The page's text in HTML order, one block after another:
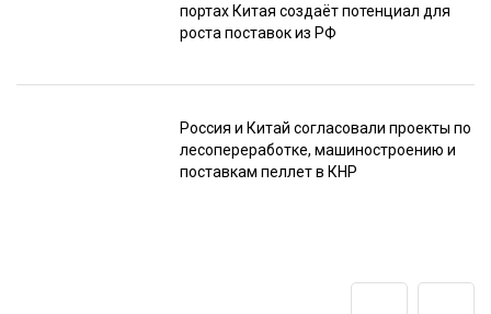
портах Китая создаёт потенциал для
роста поставок из РФ
Россия и Китай согласовали проекты по
лесопереработке, машиностроению и
поставкам пеллет в КНР